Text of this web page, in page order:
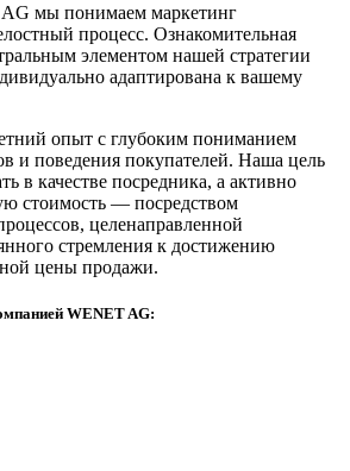
мы понимаем маркетинг
процесс. Ознакомительная
элементом нашей стратегии
адаптирована к вашему
опыт с глубоким пониманием
и поведения покупателей. Наша цель
в качестве посредника, а активно
стоимость — посредством
целенаправленной
стремления к достижению
цены продажи.
WENET AG: